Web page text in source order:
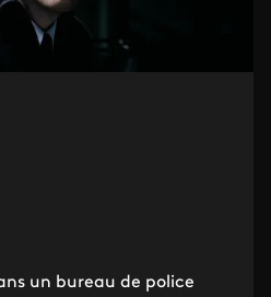
un bureau de police